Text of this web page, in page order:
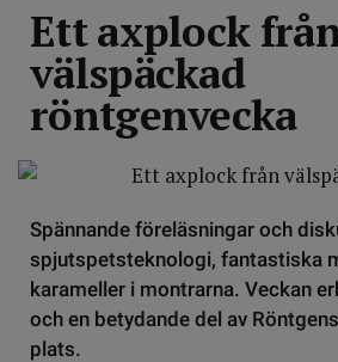
Ett axplock
välspäckad
röntgenvecka
Spännande föreläsningar och
spjutspetsteknologi, fantastiska
karameller i montrarna. Veckan
och en betydande del av
plats.